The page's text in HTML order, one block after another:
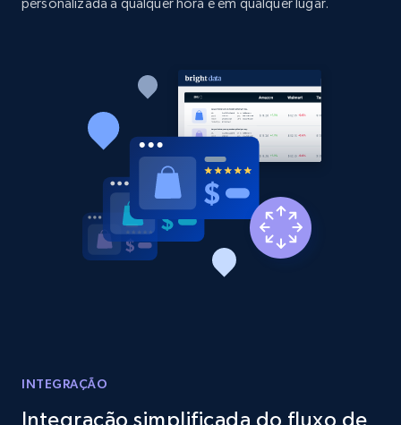
1.9K+ 323+ Comece agora
Etsy - Collect data on products using
specified keywords
URL, Product id, Listing inventory id, Title, Rating,
Reviews count shop, Reviews count item, Initial
price, and more.
1.9K+ 323+ Comece agora
Reviews count shop, Reviews count item, Initial
price, and more.
INTEGRAÇÃO
Integração simplificada do fluxo de